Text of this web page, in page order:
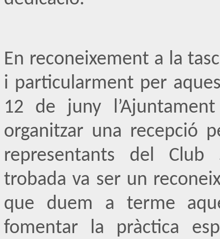
En reconeixement a la
i particularment per
12 de juny
organitzar una recepció
representants del Club
trobada va ser un
que duem a terme
fomentar la pràctica